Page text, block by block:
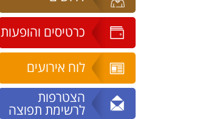
כרטיסים והופעות
לוח אירועים
הצטרפות
לרשימת תפוצה